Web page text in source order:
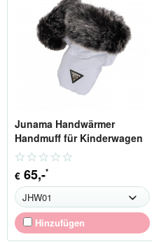
Junama Handwärmer
Handmuff für Kinderwagen
€ 65,-*
Hinzufügen